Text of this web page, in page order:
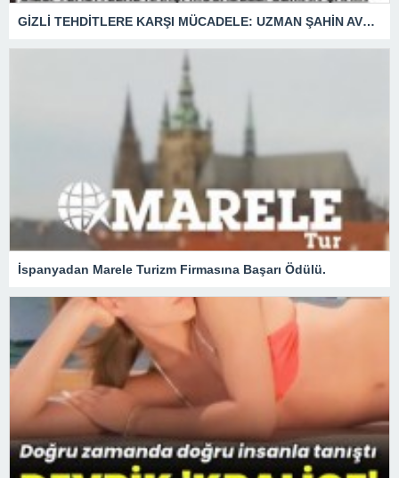
GİZLİ TEHDİTLERE KARŞI MÜCADELE: UZMAN ŞAHİN AVŞAR ANLATIYOR – “İSTİHBARATA KARŞI KOYMADAN VAZGEÇMEK, KAPINIZI AÇIK BIRAKMAK GİBİDİR!”
İspanyadan Marele Turizm Firmasına Başarı Ödülü.